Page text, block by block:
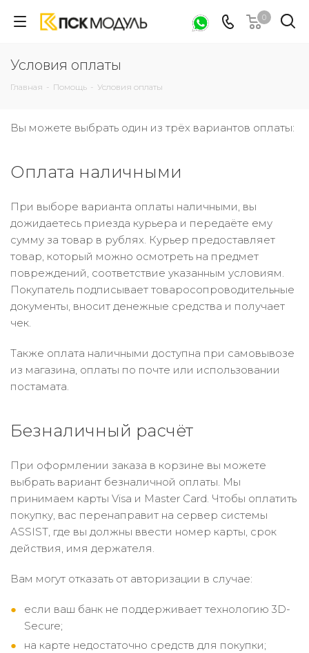
0
Условия оплаты
Главная - Помощь - Условия оплаты
Вы можете выбрать один из трёх вариантов оплаты:
Оплата наличными
При выборе варианта оплаты наличными, вы
дожидаетесь приезда курьера и передаёте ему
сумму за товар в рублях. Курьер предоставляет
товар, который можно осмотреть на предмет
повреждений, соответствие указанным условиям.
Покупатель подписывает товаросопроводительные
документы, вносит денежные средства и получает
чек.
Также оплата наличными доступна при самовывозе
из магазина, оплаты по почте или использовании
постамата.
Безналичный расчёт
При оформлении заказа в корзине вы можете
выбрать вариант безналичной оплаты. Мы
принимаем карты Visa и Master Card. Чтобы оплатить
покупку, вас перенаправит на сервер системы
ASSIST, где вы должны ввести номер карты, срок
действия, имя держателя.
Вам могут отказать от авторизации в случае:
если ваш банк не поддерживает технологию 3D-
Secure;
на карте недостаточно средств для покупки;